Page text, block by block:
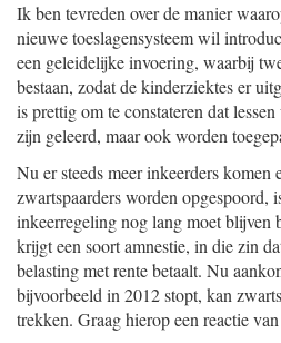
Ik ben tevreden over de manier
nieuwe toeslagensysteem wil
een geleidelijke invoering, waarbij
bestaan, zodat de kinderziektes er
is prettig om te constateren dat
zijn geleerd, maar ook worden
Nu er steeds meer inkeerders komen
zwartspaarders worden opgespoord,
inkeerregeling nog lang moet blijven
krijgt een soort amnestie, in die zin
belasting met rente betaalt. Nu
bijvoorbeeld in 2012 stopt, kan
trekken. Graag hierop een reactie van